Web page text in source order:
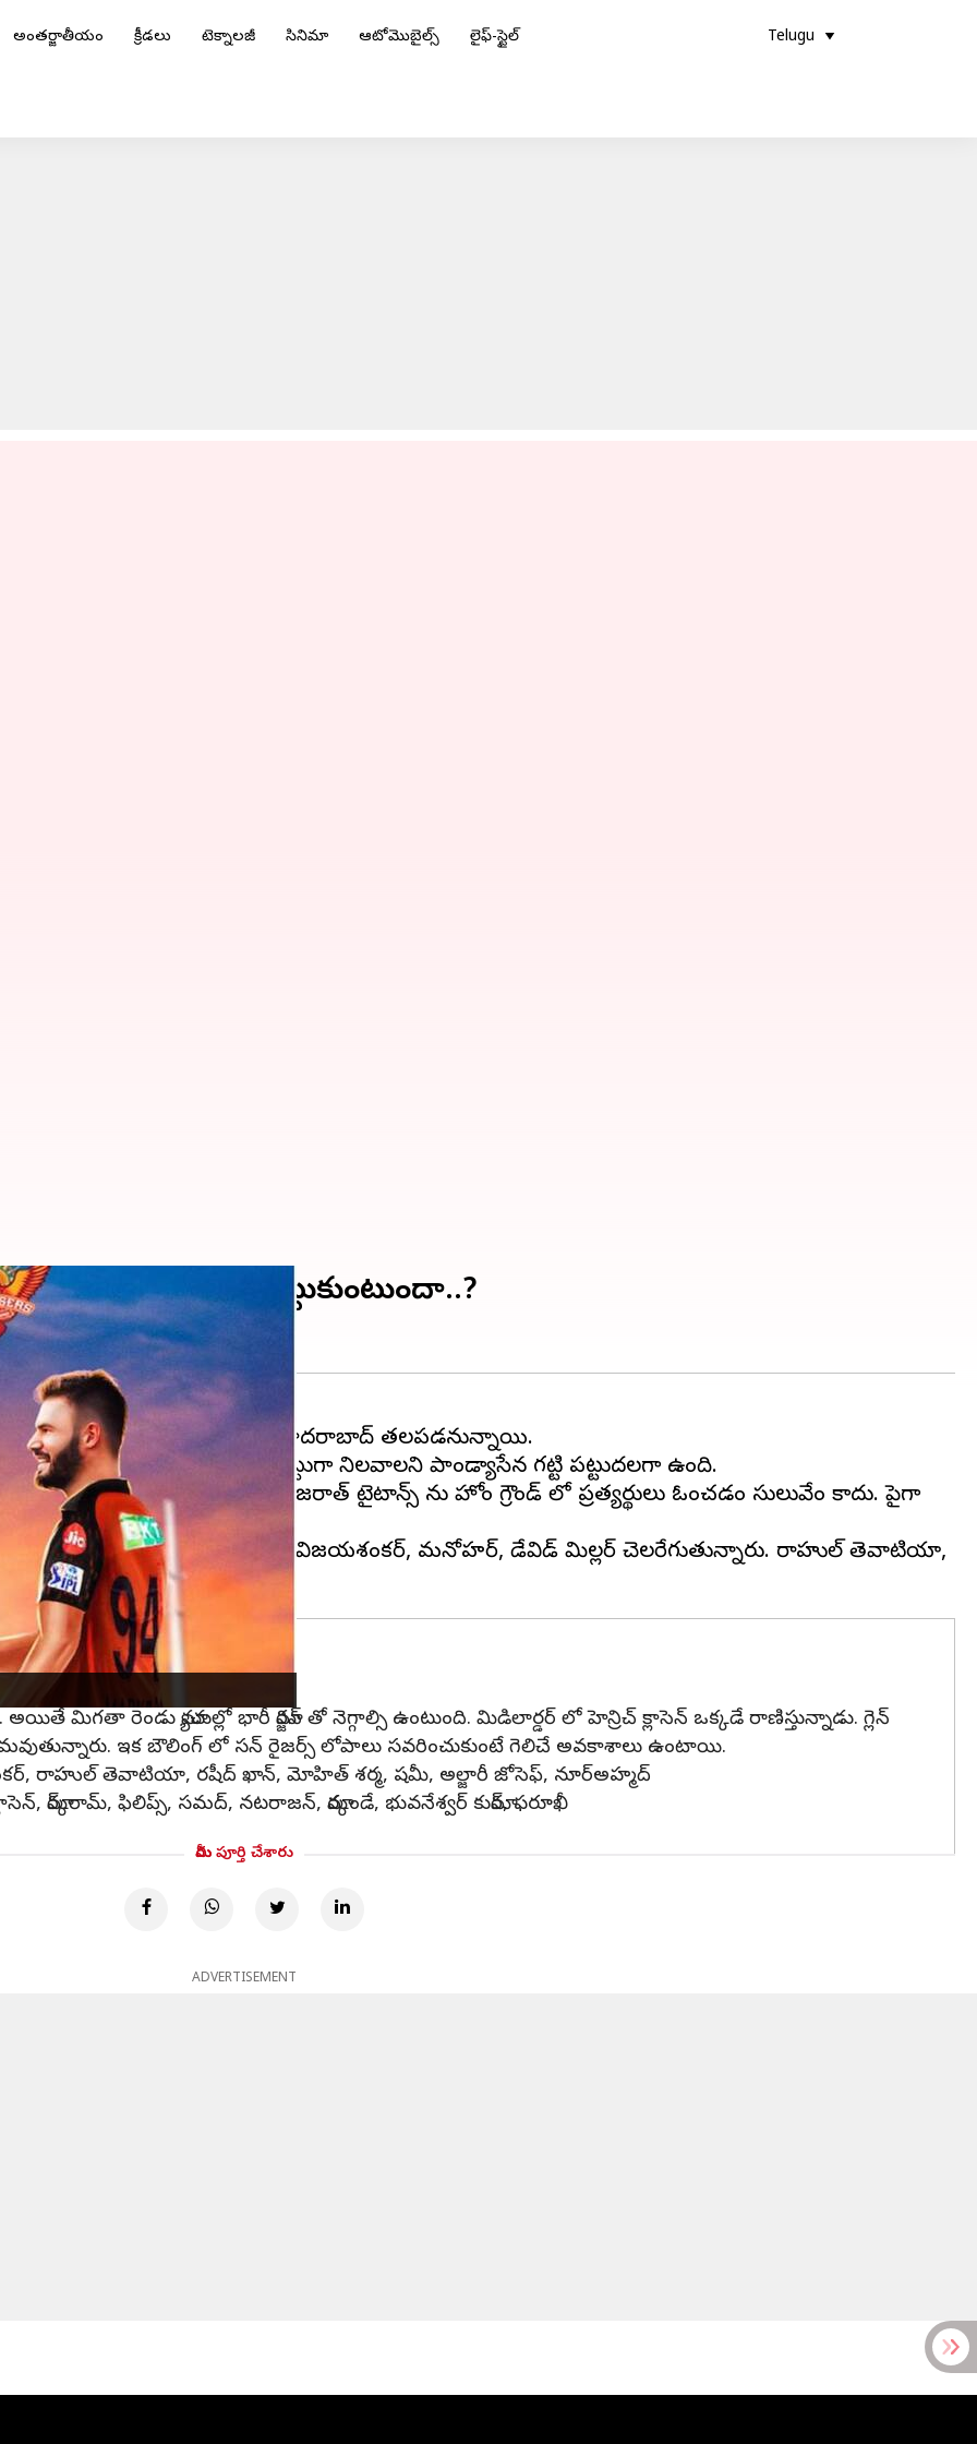
అంతర్జాతీయం క్రీడలు టెక్నాలజీ సినిమా ఆటోమొబైల్స్ లైఫ్-స్టైల్ Telugu
పరువు నిలబెట్టుకుంటుందా..?
రైజర్స్ పరువు నిలబెట్టుకుంటుందా..?
గుజరాత్ టైటాన్స్, సన్ రైజర్స్ హైదరాబాద్ తలపడనున్నాయి.
ఫ్లే ఆఫ్ చేరుకున్న తొలి జట్టుగా నిలవాలని పాండ్యాసేన గట్టి పట్టుదలగా ఉంది.
తహతహలాడుతోంది. గుజరాత్ టైటాన్స్ ను హోం గ్రౌండ్ లో ప్రత్యర్థులు ఓడించడం సులువేం కాదు. పైగా
ఇక హార్ధిక్ పాండ్యా, విజయశంకర్, మనోహర్, డేవిడ్ మిల్లర్ చెలరేగుతున్నారు. రాహుల్ తెవాటియా,
మిగతా రెండు మ్యాచుల్లో భారీ మార్జిన్ తో నెగ్గాల్సి ఉంటుంది. మిడిలార్డర్ లో హెన్రిచ్ క్లాసెన్ ఒక్కడే రాణిస్తున్నాడు. గ్లెన్
ఇక బౌలింగ్ లో సన్ రైజర్స్ లోపాలు సవరించుకుంటే గెలిచే అవకాశాలు ఉంటాయి.
రాహుల్ తెవాటియా, రషీద్ ఖాన్, మోహిత్ శర్మ, షమీ, అల్జారీ జోసెఫ్, నూర్అహ్మద్
మార్క్‌రామ్, ఫిలిప్స్, సమద్, నటరాజన్, మార్కండే, భువనేశ్వర్ కుమార్, ఫరూఖీ
మీరు పూర్తి చేశారు
ADVERTISEMENT